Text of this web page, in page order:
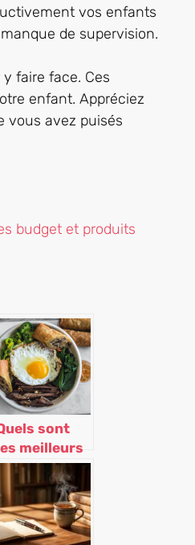
vos enfants
de supervision.
faire face. Ces
enfant. Appréciez
vous avez puisés
budget et produits
sont
meilleurs
de
Paris ?